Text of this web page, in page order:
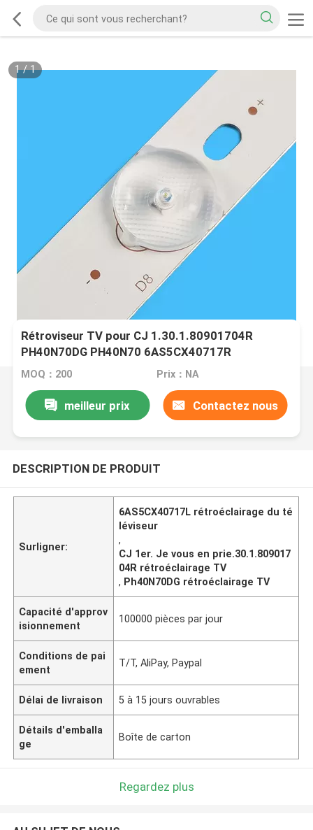
1/1
Rétroviseur TV pour CJ 1.30.1.80901704R
PH40N70DG PH40N70 6AS5CX40717R
6AS5CX40717L
MOQ：200 Prix：NA
meilleur prix Contactez nous
DESCRIPTION DE PRODUIT
Surligner:
6AS5CX40717L rétroéclairage du té
léviseur
,
CJ 1er. Je vous en prie.30.1.809017
04R rétroéclairage TV
, Ph40N70DG rétroéclairage TV
Capacité d'approv
isionnement
100000 pièces par jour
Conditions de pai
ement
T/T, AliPay, Paypal
Délai de livraison 5 à 15 jours ouvrables
Détails d'emballa
ge
Boîte de carton
Regardez plus